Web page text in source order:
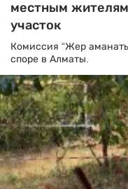
местным
участок
Комиссия “Жер
споре в Алматы.